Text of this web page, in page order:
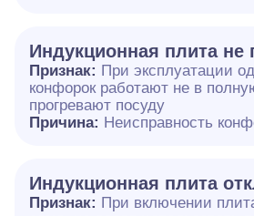
Индукционная плита не
Признак: При эксплуатации
конфорок работают не в
прогревают посуду
Причина: Неисправность
Индукционная плита
Признак: При включении